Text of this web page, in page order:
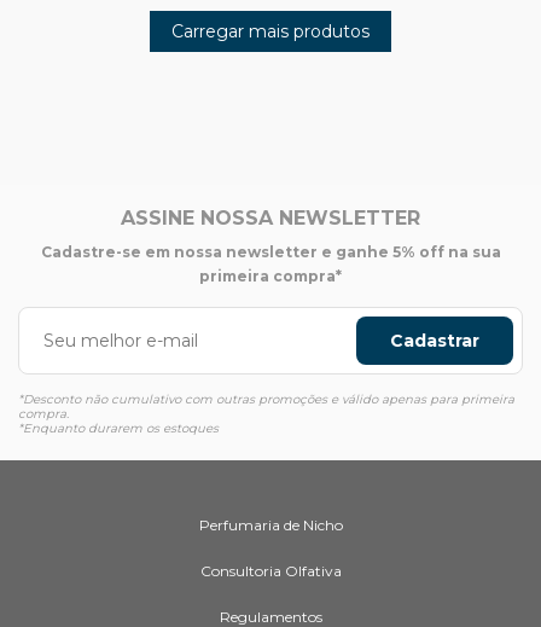
Carregar mais produtos
ASSINE NOSSA NEWSLETTER
Cadastre-se em nossa newsletter e ganhe 5% off na sua
primeira compra*
Cadastrar
*Desconto não cumulativo com outras promoções e válido apenas para primeira
compra.
*Enquanto durarem os estoques
Perfumaria de Nicho
Consultoria Olfativa
Regulamentos